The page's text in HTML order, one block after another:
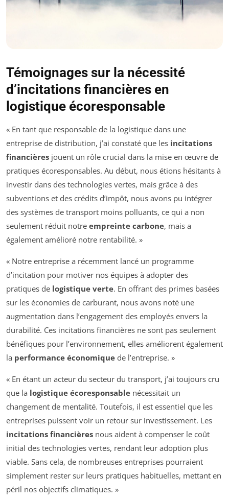
Témoignages sur la nécessité
d’incitations financières en
logistique écoresponsable
« En tant que responsable de la logistique dans une
entreprise de distribution, j’ai constaté que les incitations
financières jouent un rôle crucial dans la mise en œuvre de
pratiques écoresponsables. Au début, nous étions hésitants à
investir dans des technologies vertes, mais grâce à des
subventions et des crédits d’impôt, nous avons pu intégrer
des systèmes de transport moins polluants, ce qui a non
seulement réduit notre empreinte carbone, mais a
également amélioré notre rentabilité. »
« Notre entreprise a récemment lancé un programme
d’incitation pour motiver nos équipes à adopter des
pratiques de logistique verte. En offrant des primes basées
sur les économies de carburant, nous avons noté une
augmentation dans l’engagement des employés envers la
durabilité. Ces incitations financières ne sont pas seulement
bénéfiques pour l’environnement, elles améliorent également
la performance économique de l’entreprise. »
« En étant un acteur du secteur du transport, j’ai toujours cru
que la logistique écoresponsable nécessitait un
changement de mentalité. Toutefois, il est essentiel que les
entreprises puissent voir un retour sur investissement. Les
incitations financières nous aident à compenser le coût
initial des technologies vertes, rendant leur adoption plus
viable. Sans cela, de nombreuses entreprises pourraient
simplement rester sur leurs pratiques habituelles, mettant en
péril nos objectifs climatiques. »